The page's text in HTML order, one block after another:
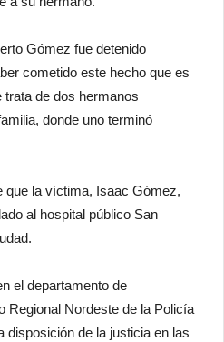
Gómez fue detenido
cometido este hecho que es
de dos hermanos
donde uno terminó
que la víctima, Isaac Gómez,
al hospital público San
el departamento de
Regional Nordeste de la Policía
disposición de la justicia en las